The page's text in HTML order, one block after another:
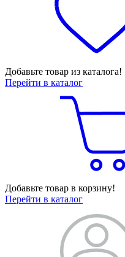
Добавьте товар из каталога!
Перейти в каталог
Добавьте товар в корзину!
Перейти в каталог